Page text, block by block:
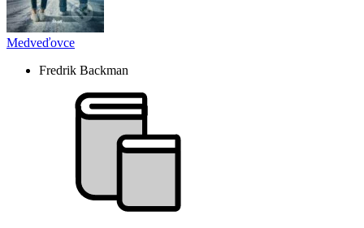
Medveďovce
Fredrik Backman